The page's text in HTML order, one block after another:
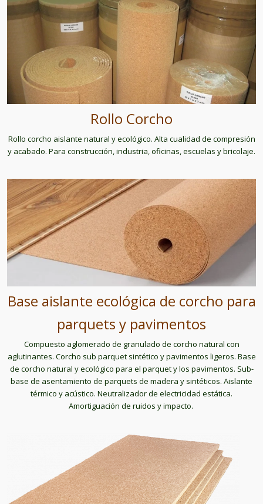
Rollo Corcho
Rollo corcho aislante natural y ecológico. Alta cualidad de compresión
y acabado. Para construcción, industria, oficinas, escuelas y bricolaje.
Base aislante ecológica de corcho para
parquets y pavimentos
Compuesto aglomerado de granulado de corcho natural con
aglutinantes. Corcho sub parquet sintético y pavimentos ligeros. Base
de corcho natural y ecológico para el parquet y los pavimentos. Sub-
base de asentamiento de parquets de madera y sintéticos. Aislante
térmico y acústico. Neutralizador de electricidad estática.
Amortiguación de ruidos y impacto.